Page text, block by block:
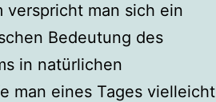
verspricht man sich ein
Bedeutung des
in natürlichen
man eines Tages vielleicht